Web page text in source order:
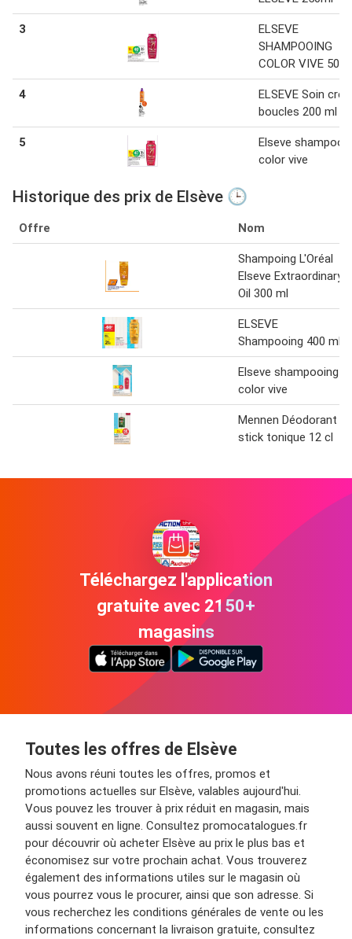
3
ELSEVE
SHAMPOOING
COLOR VIVE 500
4
ELSEVE Soin
boucles 200 ml
5
Elseve
color vive
Historique des prix de Elsève 🕒
Offre Nom
Shampoing L'Oréal
Elseve Extraordinary
Oil 300 ml
ELSEVE
Shampooing 400 ml
Elseve shampooing
color vive
Mennen Déodorant
stick tonique 12 cl
Téléchargez l'application
gratuite avec 2150+
magasins
Toutes les offres de Elsève
Nous avons réuni toutes les offres, promos et
promotions actuelles sur Elsève, valables aujourd'hui.
Vous pouvez les trouver à prix réduit en magasin, mais
aussi souvent en ligne. Consultez promocatalogues.fr
pour découvrir où acheter Elsève au prix le plus bas et
économisez sur votre prochain achat. Vous trouverez
également des informations utiles sur le magasin où
vous pourrez vous le procurer, ainsi que son adresse. Si
vous recherchez les conditions générales de vente ou les
informations concernant la livraison gratuite, consultez